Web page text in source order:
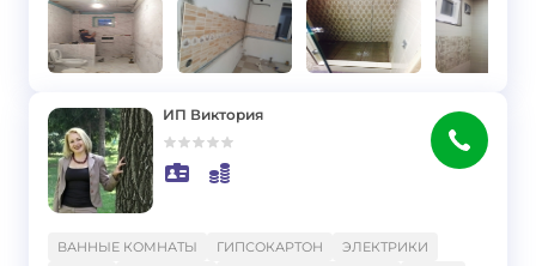
ИП Виктория
ВАННЫЕ КОМНАТЫ ГИПСОКАРТОН
ЭЛЕКТРИКИ